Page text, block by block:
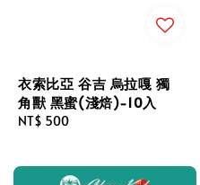
衣索比亞 谷吉 烏拉嘎 獨
角獸 黑蜜(淺焙)-10入
Regular
NT$ 500